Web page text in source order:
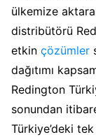
ülkemize
distribütörü
etkin çözümler
dağıtımı
Redington
sonundan
Türkiye’deki